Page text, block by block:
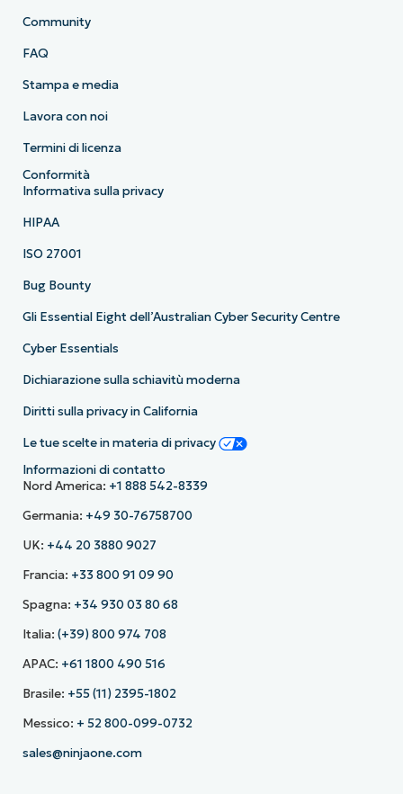
Community
FAQ
Stampa e media
Lavora con noi
Termini di licenza
Conformità
Informativa sulla privacy
HIPAA
ISO 27001
Bug Bounty
Gli Essential Eight dell’Australian Cyber Security Centre
Cyber Essentials
Dichiarazione sulla schiavitù moderna
Diritti sulla privacy in California
Le tue scelte in materia di privacy
Informazioni di contatto
Nord America: +1 888 542-8339
Germania: +49 30-76758700
UK: +44 20 3880 9027
Francia: +33 800 91 09 90
Spagna: +34 930 03 80 68
Italia: (+39) 800 974 708
APAC: +61 1800 490 516
Brasile: +55 (11) 2395-1802
Messico: + 52 800-099-0732
sales@ninjaone.com